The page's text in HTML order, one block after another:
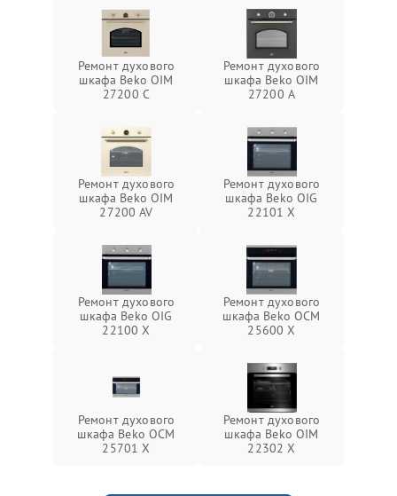
Ремонт духового
шкафа Beko OIM
27200 C
Ремонт духового
шкафа Beko OIM
27200 A
Ремонт духового
шкафа Beko OIM
27200 AV
Ремонт духового
шкафа Beko OIG
22101 X
Ремонт духового
шкафа Beko OIG
22100 X
Ремонт духового
шкафа Beko OCM
25600 X
Ремонт духового
шкафа Beko OCM
25701 X
Ремонт духового
шкафа Beko OIM
22302 X